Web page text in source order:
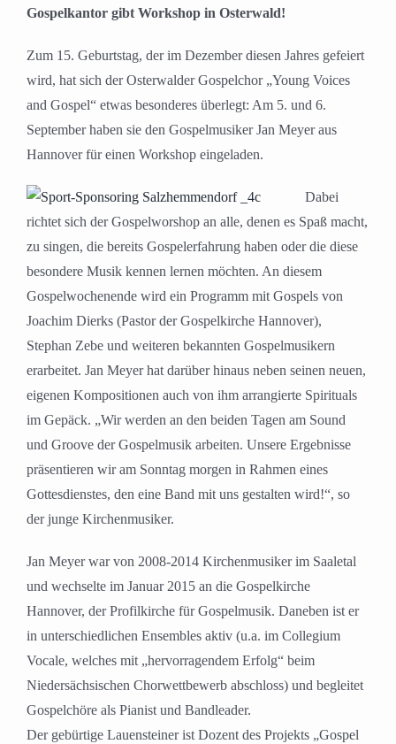
Gospelkantor gibt Workshop in Osterwald!
Zum 15. Geburtstag, der im Dezember diesen Jahres gefeiert
wird, hat sich der Osterwalder Gospelchor „Young Voices
and Gospel“ etwas besonderes überlegt: Am 5. und 6.
September haben sie den Gospelmusiker Jan Meyer aus
Hannover für einen Workshop eingeladen.
Dabei
richtet sich der Gospelworshop an alle, denen es Spaß macht,
zu singen, die bereits Gospelerfahrung haben oder die diese
besondere Musik kennen lernen möchten. An diesem
Gospelwochenende wird ein Programm mit Gospels von
Joachim Dierks (Pastor der Gospelkirche Hannover),
Stephan Zebe und weiteren bekannten Gospelmusikern
erarbeitet. Jan Meyer hat darüber hinaus neben seinen neuen,
eigenen Kompositionen auch von ihm arrangierte Spirituals
im Gepäck. „Wir werden an den beiden Tagen am Sound
und Groove der Gospelmusik arbeiten. Unsere Ergebnisse
präsentieren wir am Sonntag morgen in Rahmen eines
Gottesdienstes, den eine Band mit uns gestalten wird!“, so
der junge Kirchenmusiker.
Jan Meyer war von 2008-2014 Kirchenmusiker im Saaletal
und wechselte im Januar 2015 an die Gospelkirche
Hannover, der Profilkirche für Gospelmusik. Daneben ist er
in unterschiedlichen Ensembles aktiv (u.a. im Collegium
Vocale, welches mit „hervorragendem Erfolg“ beim
Niedersächsischen Chorwettbewerb abschloss) und begleitet
Gospelchöre als Pianist und Bandleader.
Der gebürtige Lauensteiner ist Dozent des Projekts „Gospel